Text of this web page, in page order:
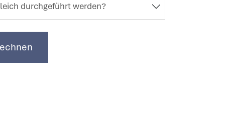
durchgeführt werden?